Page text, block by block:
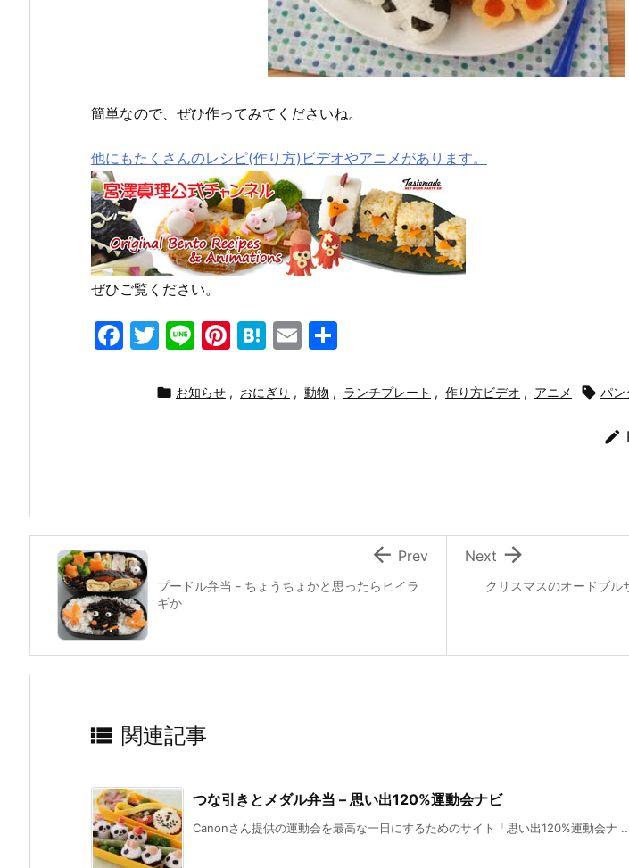
簡単なので、ぜひ作ってみてくださいね。
他にもたくさんのレシピ(作り方)ビデオやアニメがあります。
ぜひご覧ください。
F
k
T
itt
Li
e
Pi
er
H
e
E
ai
 お知らせ , おにぎり , 動物 , ランチプレート , 作り方ビデオ , アニメ  パン

クリスマスのオードブル

Next
プードル弁当 - ちょうちょかと思ったらヒイラ
ギか
 Prev
 関連記事
つな引きとメダル弁当 – 思い出120%運動会ナビ
Canonさん提供の運動会を最高な一日にするためのサイト「思い出120%運動会ナ